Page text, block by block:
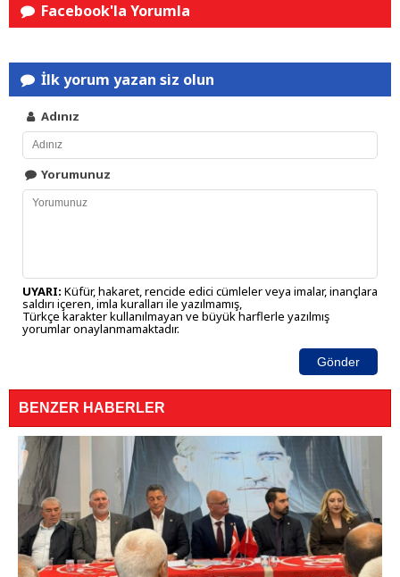
Facebook'la Yorumla
İlk yorum yazan siz olun
Adınız
Yorumunuz
UYARI: Küfür, hakaret, rencide edici cümleler veya imalar, inançlara
saldırı içeren, imla kuralları ile yazılmamış,
Türkçe karakter kullanılmayan ve büyük harflerle yazılmış
yorumlar onaylanmamaktadır.
Gönder
BENZER HABERLER